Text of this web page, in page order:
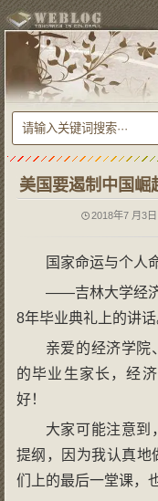
美国要遏制中国崛
2018年7 月3
国家命运与个人
——吉林大学经
8年毕业典礼上的讲话
亲爱的经济学院
的毕业生家长，经
好！
大家可能注意到
提纲，因为我认真地
们上的最后一堂课，